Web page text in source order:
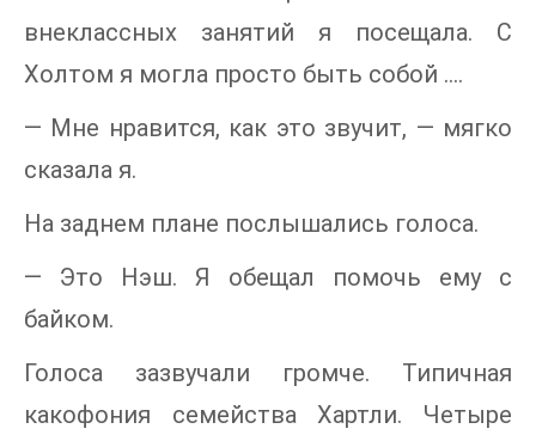
внеклассных занятий я посещала. С
Холтом я могла просто быть собой ….
— Мне нравится, как это звучит, — мягко
сказала я.
На заднем плане послышались голоса.
— Это Нэш. Я обещал помочь ему с
байком.
Голоса зазвучали громче. Типичная
какофония семейства Хартли. Четыре